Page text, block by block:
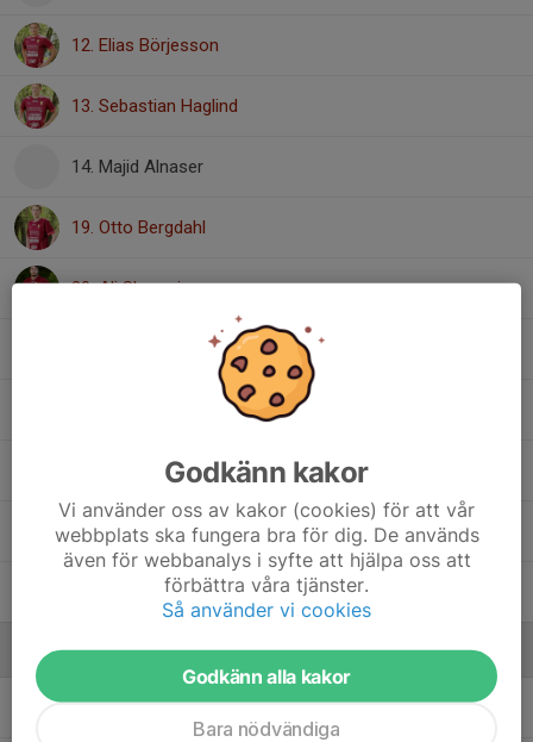
12. Elias Börjesson
13. Sebastian Haglind
14. Majid Alnaser
19. Otto Bergdahl
20. Ali Shamsi
33. Alaa Ayan, Vilande
41. Erik Fäldt
46. Filip Piechowski
Ledare
Amel BadnjevicHuvudtränare
Godkänn kakor
Vi använder oss av kakor (cookies) för att vår
webbplats ska fungera bra för dig. De används
även för webbanalys i syfte att hjälpa oss att
förbättra våra tjänster.
Så använder vi cookies
Godkänn alla kakor
Bara nödvändiga